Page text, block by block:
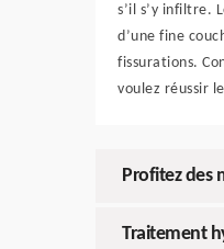
s’il s’y infiltre.
d’une fine
fissurations.
voulez réussir
Profitez des
Traitement